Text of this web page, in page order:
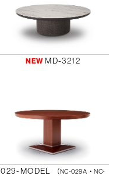
NEWMD-3212
029-MODEL
（NC-029A・NC-